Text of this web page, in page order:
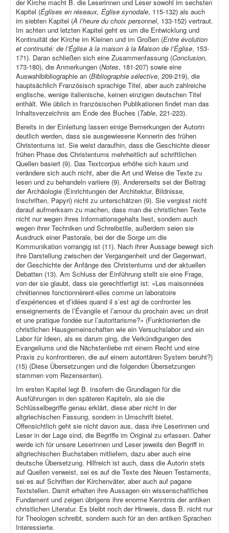
der Kirche macht B. die Leserinnen und Leser sowohl im sechsten
Kapitel (Églises en réseaux, Église synodale, 115-132) als auch
im siebten Kapitel (À l’heure du choix personnel, 133-152) vertraut.
Im achten und letzten Kapitel geht es um die Entwicklung und
Kontinuität der Kirche im Kleinen und im Großen (Entre évolution
et continuité: de l’Église à la maison à la Maison de l’Église, 153-
171). Daran schließen sich eine Zusammenfassung (Conclusion,
173-180), die Anmerkungen (Notes, 181-207) sowie eine
Auswahlbibliographie an (Bibliographie sélective, 209-219), die
hauptsächlich Französisch sprachige Titel, aber auch zahlreiche
englische, wenige italienische, keinen einzigen deutschen Titel
enthält. Wie üblich in französischen Publikationen findet man das
Inhaltsverzeichnis am Ende des Buches (Table, 221-223).
Bereits in der Einleitung lassen einige Bemerkungen der Autorin
deutlich werden, dass sie ausgewiesene Kennerin des frühen
Christentums ist. Sie weist daraufhin, dass die Geschichte dieser
frühen Phase des Christentums mehrheitlich auf schriftlichen
Quellen basiert (9). Das Textcorpus erhöhe sich kaum und
verändere sich auch nicht, aber die Art und Weise die Texte zu
lesen und zu behandeln variiere (9). Andererseits sei der Beitrag
der Archäologie (Einrichtungen der Architektur, Bildnisse,
Inschriften, Papyri) nicht zu unterschätzen (9). Sie vergisst nicht
darauf aufmerksam zu machen, dass man die christlichen Texte
nicht nur wegen ihres Informationsgehalts liest, sondern auch
wegen ihrer Techniken und Schreibstile, außerdem seien sie
Ausdruck einer Pastorale, bei der die Sorge um die
Kommunikation vorrangig ist (11). Nach ihrer Aussage bewegt sich
ihre Darstellung zwischen der Vergangenheit und der Gegenwart,
der Geschichte der Anfänge des Christentums und der aktuellen
Debatten (13). Am Schluss der Einführung stellt sie eine Frage,
von der sie glaubt, dass sie gerechtfertigt ist: «Les maisonnées
chrétiennes fonctionnèrent-elles comme un laboratoire
d’expériences et d’idées quand il s’est agi de confronter les
enseignements de l’Évangile et l’amour du prochain avec un droit
et une pratique fondée sur l’autoritarisme?» (Funktionierten die
christlichen Hausgemeinschaften wie ein Versuchslabor und ein
Labor für Ideen, als es darum ging, die Verkündigungen des
Evangeliums und die Nächstenliebe mit einem Recht und eine
Praxis zu konfrontieren, die auf einem autoritären System beruht?)
(15) (Diese Übersetzungen und die folgenden Übersetzungen
stammen vom Rezensenten).
Im ersten Kapitel legt B. insofern die Grundlagen für die
Ausführungen in den späteren Kapiteln, als sie die
Schlüsselbegriffe genau erklärt, diese aber nicht in der
altgriechischen Fassung, sondern in Umschrift bietet.
Offensichtlich geht sie nicht davon aus, dass ihre Leserinnen und
Leser in der Lage sind, die Begriffe im Original zu erfassen. Daher
werde ich für unsere Leserinnen und Leser jeweils den Begriff in
altgriechischen Buchstaben mitliefern, dazu aber auch eine
deutsche Übersetzung. Hilfreich ist auch, dass die Autorin stets
auf Quellen verweist, sei es auf die Texte des Neuen Testaments,
sei es auf Schriften der Kirchenväter, aber auch auf pagane
Textstellen. Damit erhalten ihre Aussagen ein wissenschaftliches
Fundament und zeigen übrigens ihre enorme Kenntnis der antiken
christlichen Literatur. Es bleibt noch der Hinweis, dass B. nicht nur
für Theologen schreibt, sondern auch für an den antiken Sprachen
Interessierte.